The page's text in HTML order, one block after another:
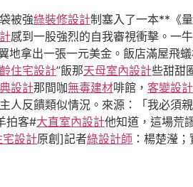
被強綠裝修設計制塞入了一本**《
感到一股強烈的自我審視衝擊。一
地拿出一張一元美金。飯店滿屋飛
住宅設計”飯那天母室內設計些甜甜
設計那間咖無毒建材啡館， 客變設計
人反饋類似情況。來源：「我必須
拍客#大直室內設計他知道，這場荒
宅設計原創]記者綠設計師 ：楊楚瀅